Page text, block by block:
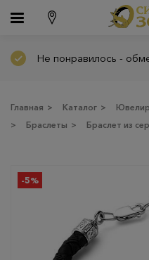
Не понравилось -
Главная > Каталог >
>
Браслеты > Браслет из
-5%